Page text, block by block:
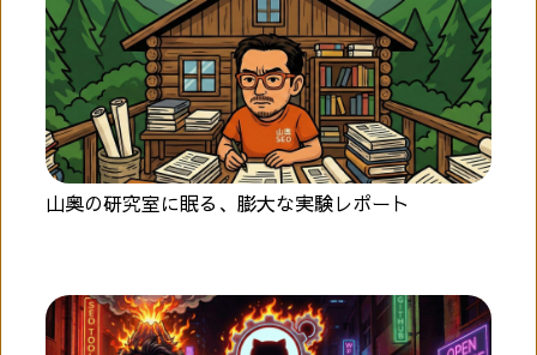
山奥の研究室に眠る、膨大な実験レポート